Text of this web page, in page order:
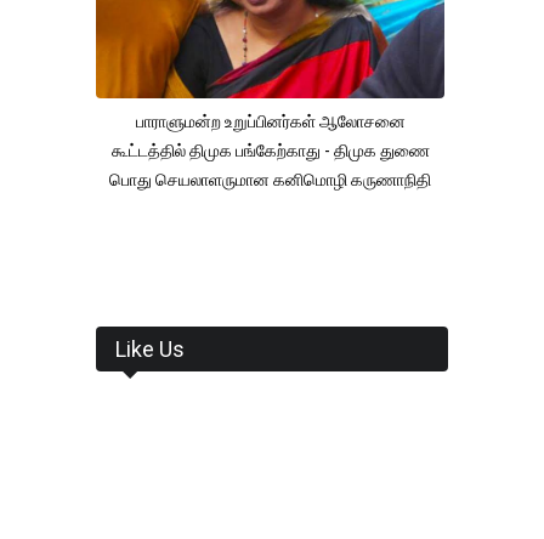
பாராளுமன்ற உறுப்பினர்கள் ஆலோசனை
கூட்டத்தில் திமுக பங்கேற்காது - திமுக துணை
பொது செயலாளருமான கனிமொழி கருணாநிதி
Like Us